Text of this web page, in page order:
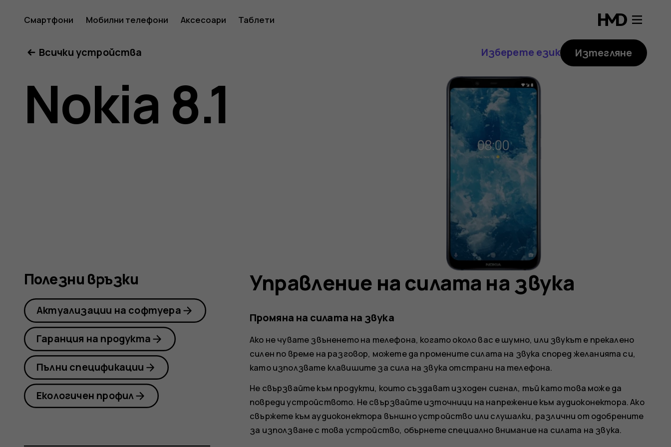
Ръководство
на
потребителя
8.1
Смартфони Мобилни телефони Аксесоари Таблети
Всички устройства Изберете език Изтегляне
Nokia 8.1
Управление на силата на звука
Промяна на силата на звука
Ако не чувате звъненето на телефона, когато около вас е шумно, или звукът е прекалено
силен по време на разговор, можете да промените силата на звука според желанията си,
като използвате клавишите за сила на звука отстрани на телефона.
Не свързвайте към продукти, които създават изходен сигнал, тъй като това може да
повреди устройството. Не свързвайте източници на напрежение към аудиоконектора. Ако
свържете към аудиоконектора външно устройство или слушалки, различни от одобрените
за използване с това устройство, обърнете специално внимание на силата на звука.
Полезни връзки
Актуализации на софтуера
Гаранция на продукта
Пълни спецификации
Екологичен профил